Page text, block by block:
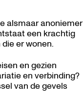
alsmaar anoniemer
een krachtig
er wonen.
en gezien
en verbinding?
van de gevels